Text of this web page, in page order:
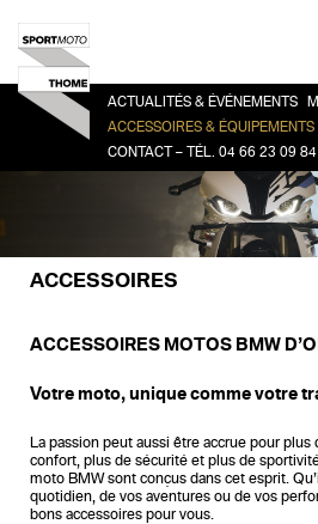
ACTUALITÉS & ÉVÉNEMENTS
ACCESSOIRES & ÉQUIPEMENTS
ACCESSOIRES
ÉQUIPEMENT DU PILOTE
CONTACT – TÉL. 04 66 23 09 84
ACCESSOIRES
ACCESSOIRES MOTOS BMW
Votre moto, unique comme votre
La passion peut aussi être accrue pour plus
confort, plus de sécurité et plus de
moto BMW sont conçus dans cet esprit.
quotidien, de vos aventures ou de vos
bons accessoires pour vous.